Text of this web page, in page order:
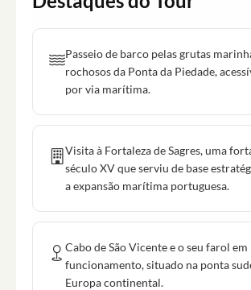
Passeio de barco pelas grutas
rochosos da Ponta da Piedade,
por via marítima.
Visita à Fortaleza de Sagres, uma
século XV que serviu de base
a expansão marítima portuguesa.
Cabo de São Vicente e o seu farol em
funcionamento, situado na ponta
Europa continental.